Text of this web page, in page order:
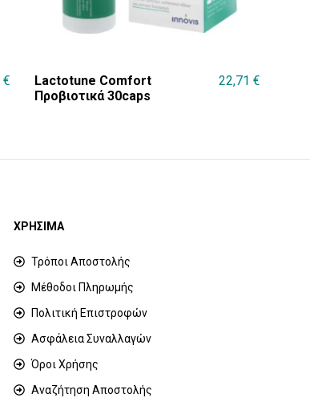
€
Lactotune Comfort
Προβιοτικά 30caps
22,71 €
ΧΡΗΣΙΜΑ
Τρόποι Αποστολής
Μέθοδοι Πληρωμής
Πολιτική Επιστροφών
Ασφάλεια Συναλλαγών
Όροι Χρήσης
Αναζήτηση Αποστολής